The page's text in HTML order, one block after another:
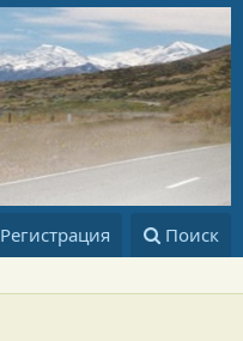
Регистрация Поиск